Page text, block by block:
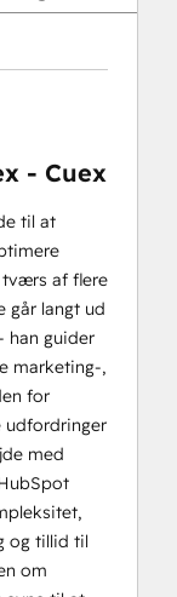
II
- Cuex
til at
af flere
går langt ud
han guider
marketing-,
for
udfordringer
med
og tillid til
om